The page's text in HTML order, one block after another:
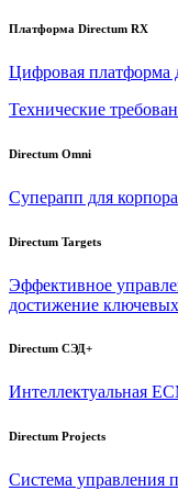
Платформа Directum RX
Цифровая платформа
Технические
Directum Omni
Суперапп для
Directum Targets
Эффективное
достижение
Directum СЭД+
Интеллектуальная
Directum Projects
Система управления